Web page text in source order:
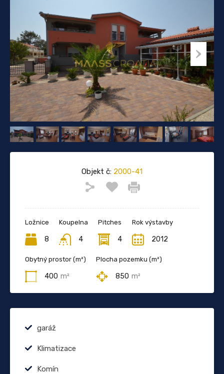
Objekt č: 2000-41
Ložnice
8
Koupelna
4
Pitches
4
Rok výstavby
2012
Obytný prostor (m²)
400 m²
Plocha pozemku (m²)
850 m²
garáž
Klimatizace
Komín